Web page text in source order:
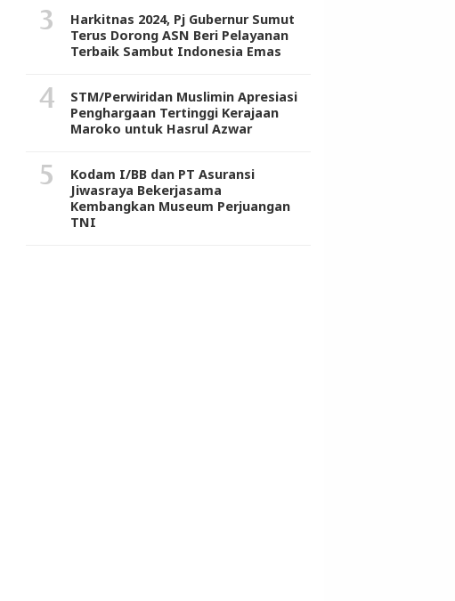
Harkitnas 2024, Pj Gubernur Sumut
Terus Dorong ASN Beri Pelayanan
Terbaik Sambut Indonesia Emas
STM/Perwiridan Muslimin Apresiasi
Penghargaan Tertinggi Kerajaan
Maroko untuk Hasrul Azwar
Kodam I/BB dan PT Asuransi
Jiwasraya Bekerjasama
Kembangkan Museum Perjuangan
TNI